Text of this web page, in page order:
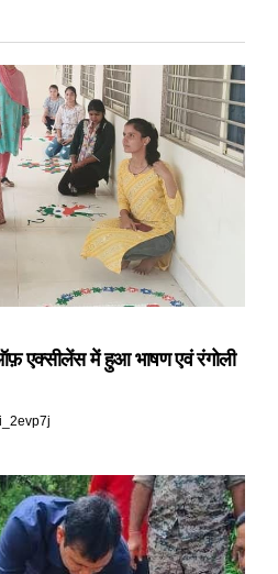
एक्सीलेंस में हुआ भाषण एवं रंगोली